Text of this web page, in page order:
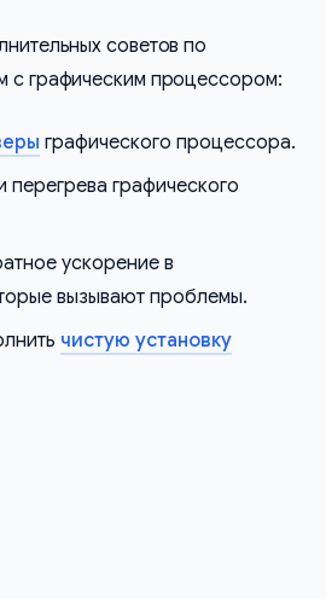
советов по
с графическим процессором:
графического процессора.
перегрева графического
ускорение в
вызывают проблемы.
чистую установку